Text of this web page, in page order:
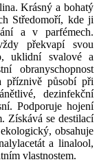
Krásný a bohatý
Středomoří, kde ji
a v parfémech.
překvapí svou
uklidní svalové a
obranyschopnost
příznivě působí při
dezinfekční
Podporuje hojení
Získává se destilací
obsahuje
a linalool,
vlastnostem.